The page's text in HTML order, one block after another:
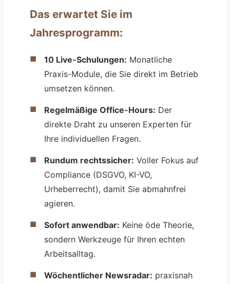
Das erwartet Sie im
Jahresprogramm:
10 Live-Schulungen: Monatliche
Praxis-Module, die Sie direkt im Betrieb
umsetzen können.
Regelmäßige Office-Hours: Der
direkte Draht zu unseren Experten für
Ihre individuellen Fragen.
Rundum rechtssicher: Voller Fokus auf
Compliance (DSGVO, KI-VO,
Urheberrecht), damit Sie abmahnfrei
agieren.
Sofort anwendbar: Keine öde Theorie,
sondern Werkzeuge für Ihren echten
Arbeitsalltag.
Wöchentlicher Newsradar: praxisnah